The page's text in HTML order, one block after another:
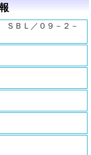
ＢＬ／０９－２－